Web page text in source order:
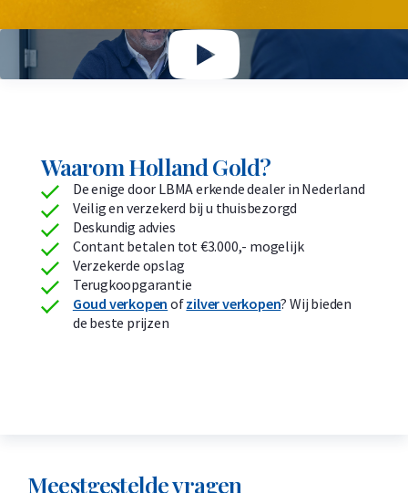
Waarom Holland Gold?
De enige door LBMA erkende dealer in Nederland
Veilig en verzekerd bij u thuisbezorgd
Deskundig advies
Contant betalen tot €3.000,- mogelijk
Verzekerde opslag
Terugkoopgarantie
Goud verkopen ofzilver verkopen? Wij bieden
de beste prijzen
Meestgestelde vragen